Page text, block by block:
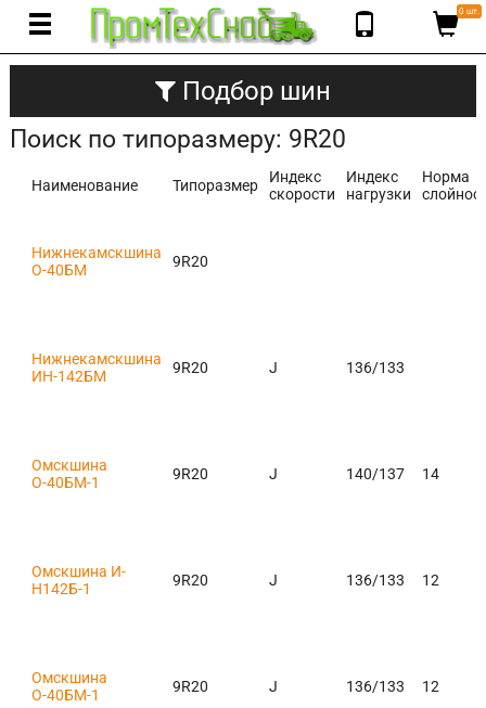
0 шт.
Подбор шин
Поиск по типоразмеру: 9R20
Наименование Типоразмер
Индекс
скорости
Индекс
нагрузки
Норма
Нижнекамскшина
О-40БМ
9R20
Нижнекамскшина
ИН-142БМ
9R20 J 136/133
Омскшина
О-40БМ-1
9R20 J 140/137 14
Омскшина И-
Н142Б-1
9R20 J 136/133 12
Омскшина
О-40БМ-1
9R20 J 136/133 12